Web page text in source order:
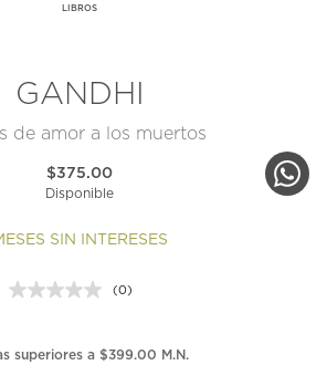
LIBROS
GANDHI
de amor a los muertos
$375.00
Disponible
SIN INTERESES
Sin
en
(0)
superiores a $399.00 M.N.